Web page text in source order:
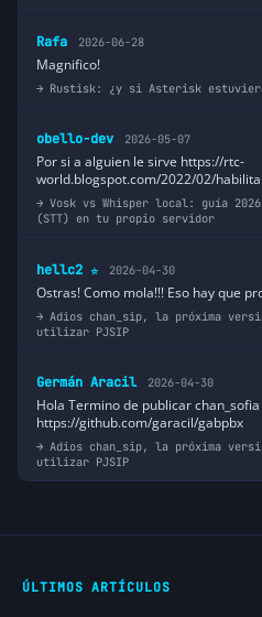
Rafa 2026-06-28
Magnifico!
Rustisk: ¿y si Asterisk
obello-dev 2026-05-07
Por si a alguien le sirve https://rtc-
world.blogspot.com/2022/02/
Vosk vs Whisper local: guía
(STT) en tu propio servidor
hellc2 ⭐ 2026-04-30
Ostras! Como mola!!! Eso hay que
Adios chan_sip, la próxima
utilizar PJSIP
Germán Aracil 2026-04-30
Hola Termino de publicar
https://github.com/garacil/gabpbx
Adios chan_sip, la próxima
utilizar PJSIP
ÚLTIMOS ARTÍCULOS